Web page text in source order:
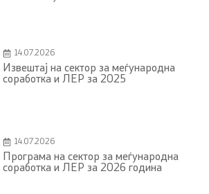
14.07.2026
Извештај на сектор за меѓународна
соработка и ЛЕР за 2025
14.07.2026
Програма на сектор за меѓународна
соработка и ЛЕР за 2026 година